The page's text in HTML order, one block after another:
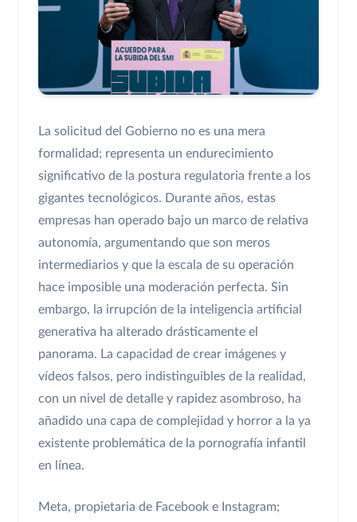
La solicitud del Gobierno no es una mera
formalidad; representa un endurecimiento
significativo de la postura regulatoria frente a los
gigantes tecnológicos. Durante años, estas
empresas han operado bajo un marco de relativa
autonomía, argumentando que son meros
intermediarios y que la escala de su operación
hace imposible una moderación perfecta. Sin
embargo, la irrupción de la inteligencia artificial
generativa ha alterado drásticamente el
panorama. La capacidad de crear imágenes y
vídeos falsos, pero indistinguibles de la realidad,
con un nivel de detalle y rapidez asombroso, ha
añadido una capa de complejidad y horror a la ya
existente problemática de la pornografía infantil
en línea.
Meta, propietaria de Facebook e Instagram;